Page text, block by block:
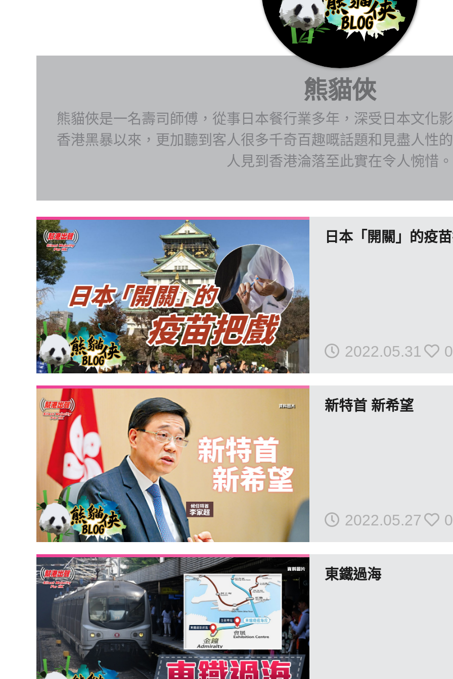
熊貓俠
熊貓俠是一名壽司師傅，從事日本餐行業多年，深受日本文化
香港黑暴以來，更加聽到客人很多千奇百趣嘅話題和見盡人性
人見到香港淪落至此實在令人惋惜。
日本「開關」的疫
2022.05.31 0
新特首 新希望
2022.05.27 0
東鐵過海